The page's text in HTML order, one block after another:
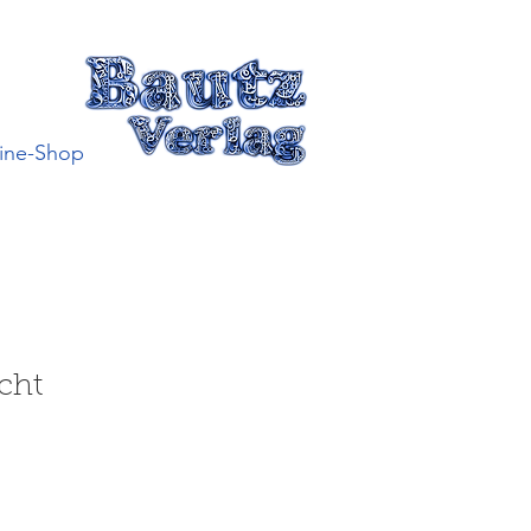
Shop